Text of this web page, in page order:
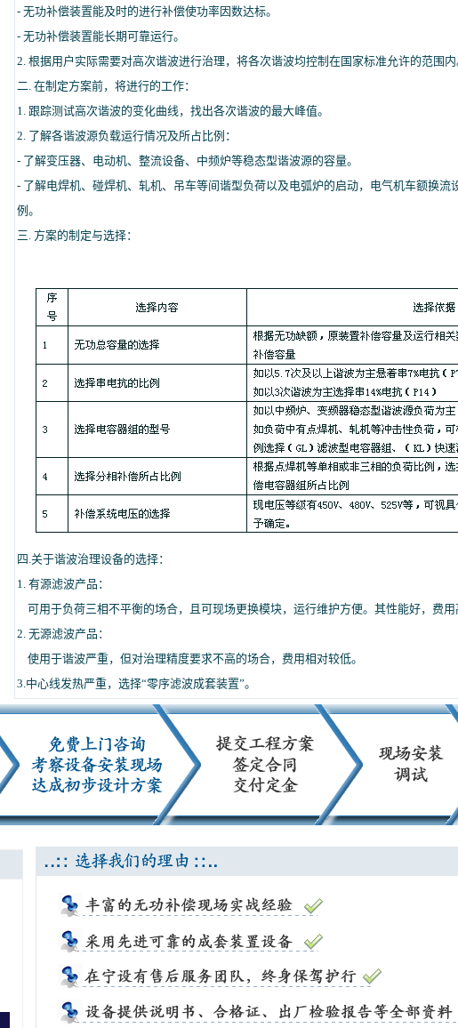
- 无功补偿装置能及时的进行补偿使功率因数达标。
- 无功补偿装置能长期可靠运行。
2. 根据用户实际需要对高次谐波进行治理，将各次谐波均控制在国家标准允许的范围
二. 在制定方案前，将进行的工作：
1. 跟踪测试高次谐波的变化曲线，找出各次谐波的最大峰值。
2. 了解各谐波源负载运行情况及所占比例：
- 了解变压器、电动机、整流设备、中频炉等稳态型谐波源的容量。
- 了解电焊机、碰焊机、轧机、吊车等间谐型负荷以及电弧炉的启动，电气机车额换流
例。
三. 方案的制定与选择：
四.关于谐波治理设备的选择：
1. 有源滤波产品：
可用于负荷三相不平衡的场合，且可现场更换模块，运行维护方便。其性能好，费用
2. 无源滤波产品：
使用于谐波严重，但对治理精度要求不高的场合，费用相对较低。
3.中心线发热严重，选择“零序滤波成套装置”。